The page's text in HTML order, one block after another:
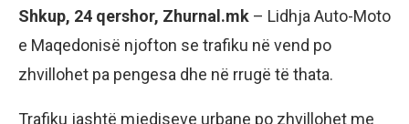
Shkup, 24 qershor, Zhurnal.mk – Lidhja Auto-Moto
e Maqedonisë njofton se trafiku në vend po
zhvillohet pa pengesa dhe në rrugë të thata.
Trafiku jashtë mjediseve urbane po zhvillohet me